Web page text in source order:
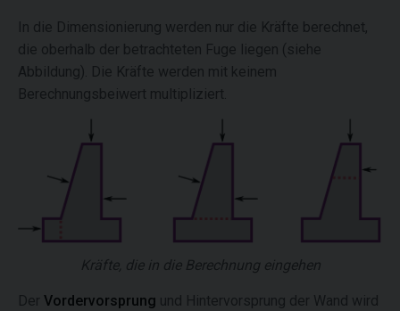
In die Dimensionierung werden nur die Kräfte berechnet,
die oberhalb der betrachteten Fuge liegen (siehe
Abbildung). Die Kräfte werden mit keinem
Berechnungsbeiwert multipliziert.
Kräfte, die in die Berechnung eingehen
Der Vordervorsprung und Hintervorsprung der Wand wird